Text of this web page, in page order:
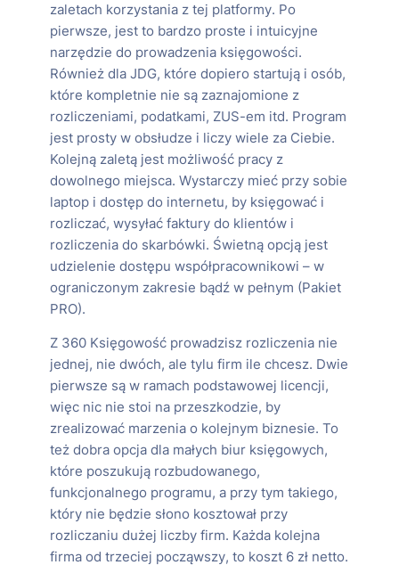
zaletach korzystania z tej platformy. Po
pierwsze, jest to bardzo proste i intuicyjne
narzędzie do prowadzenia księgowości.
Również dla JDG, które dopiero startują i osób,
które kompletnie nie są zaznajomione z
rozliczeniami, podatkami, ZUS-em itd. Program
jest prosty w obsłudze i liczy wiele za Ciebie.
Kolejną zaletą jest możliwość pracy z
dowolnego miejsca. Wystarczy mieć przy sobie
laptop i dostęp do internetu, by księgować i
rozliczać, wysyłać faktury do klientów i
rozliczenia do skarbówki. Świetną opcją jest
udzielenie dostępu współpracownikowi – w
ograniczonym zakresie bądź w pełnym (Pakiet
PRO).
Z 360 Księgowość prowadzisz rozliczenia nie
jednej, nie dwóch, ale tylu firm ile chcesz. Dwie
pierwsze są w ramach podstawowej licencji,
więc nic nie stoi na przeszkodzie, by
zrealizować marzenia o kolejnym biznesie. To
też dobra opcja dla małych biur księgowych,
które poszukują rozbudowanego,
funkcjonalnego programu, a przy tym takiego,
który nie będzie słono kosztował przy
rozliczaniu dużej liczby firm. Każda kolejna
firma od trzeciej począwszy, to koszt 6 zł netto.